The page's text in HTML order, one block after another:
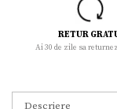
RETUR
Ai 30 de zile sa
Descriere